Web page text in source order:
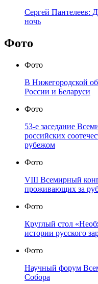
Сергей Пантелеев:
ночь
Фото
Фото
В Нижегородской
России и Беларуси
Фото
53-е заседание
российских
рубежом
Фото
VIII Всемирный
проживающих за
Фото
Круглый стол
истории русского
Фото
Научный форум
Собора